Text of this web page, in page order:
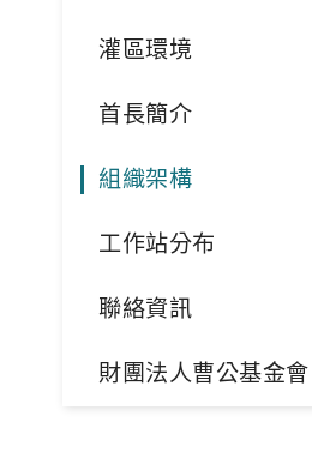
灌區環境
首長簡介
組織架構
工作站分布
聯絡資訊
財團法人曹公基金會